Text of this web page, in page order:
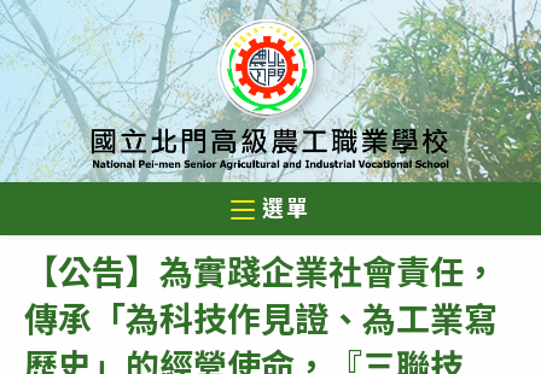
跳
轉
主
要
內
選單
【公告】為實踐企業社會責任，
傳承「為科技作見證、為工業寫